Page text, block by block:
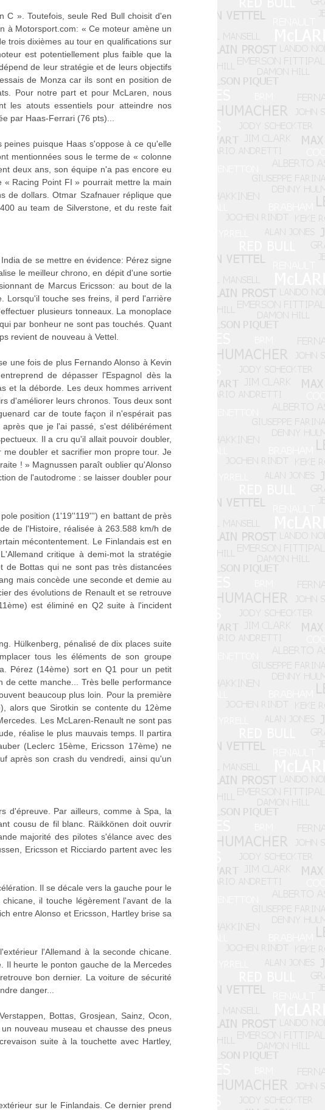
C ». Toutefois, seule Red Bull choisit d'en
à Motorsport.com: « Ce moteur amène un
trois dixièmes au tour en qualifications sur
est potentiellement plus faible que la
de leur stratégie et de leurs objectifs
de Monza car ils sont en position de
Pour notre part et pour McLaren, nous
les atouts essentiels pour atteindre nos
par Haas-Ferrari (76 pts)...
puisque Haas s'oppose à ce qu'elle
mentionnées sous le terme de « colonne
deux ans, son équipe n'a pas encore eu
Racing Point FI » pourrait mettre la main
de dollars. Otmar Szafnauer réplique que
au team de Silverstone, et du reste fait
de se mettre en évidence: Pérez signe
le meilleur chrono, en dépit d'une sortie
de Marcus Ericsson: au bout de la
Lorsqu'il touche ses freins, il perd l'arrière
plusieurs tonneaux. La monoplace
par bonheur ne sont pas touchés. Quant
revient de nouveau à Vettel.
une fois de plus Fernando Alonso à Kevin
de dépasser l'Espagnol dès la
et la déborde. Les deux hommes arrivent
d'améliorer leurs chronos. Tous deux sont
car de toute façon il n'espérait pas
que je l'ai passé, s'est délibérément
Il a cru qu'il allait pouvoir doubler,
doubler et sacrifier mon propre tour. Je
! » Magnussen paraît oublier qu'Alonso
de l'autodrome : se laisser doubler pour
position (1'19''119''') en battant de près
de l'Histoire, réalisée à 263.588 km/h de
mécontentement. Le Finlandais est en
critique à demi-mot la stratégie
de Bottas qui ne sont pas très distancées
mais concède une seconde et demie au
des évolutions de Renault et se retrouve
est éliminé en Q2 suite à l'incident
Hülkenberg, pénalisé de dix places suite
tous les éléments de son groupe
Pérez (14ème) sort en Q1 pour un petit
cette manche... Très belle performance
beaucoup plus loin. Pour la première
alors que Sirotkin se contente du 12ème
Les McLaren-Renault ne sont pas
réalise le plus mauvais temps. Il partira
(Leclerc 15ème, Ericsson 17ème) ne
après son crash du vendredi, ainsi qu'un
d'épreuve. Par ailleurs, comme à Spa, la
cousu de fil blanc. Räikkönen doit ouvrir
majorité des pilotes s'élance avec des
Ericsson et Ricciardo partent avec les
Il se décale vers la gauche pour le
il touche légèrement l'avant de la
entre Alonso et Ericsson, Hartley brise sa
l'Allemand à la seconde chicane.
Il heurte le ponton gauche de la Mercedes
bon dernier. La voiture de sécurité
danger...
Bottas, Grosjean, Sainz, Ocon,
nouveau museau et chausse des pneus
suite à la touchette avec Hartley,
sur le Finlandais. Ce dernier prend